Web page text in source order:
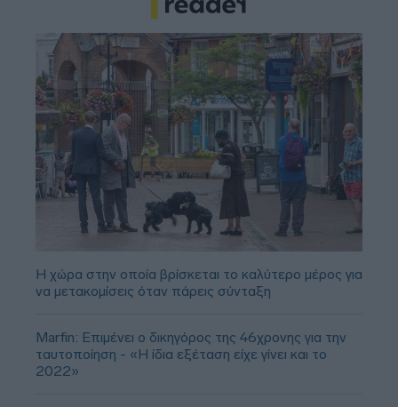
Η χώρα στην οποία βρίσκεται το καλύτερο μέρος για
να μετακομίσεις όταν πάρεις σύνταξη
Marfin: Επιμένει ο δικηγόρος της 46χρονης για την
ταυτοποίηση - «Η ίδια εξέταση είχε γίνει και το
2022»